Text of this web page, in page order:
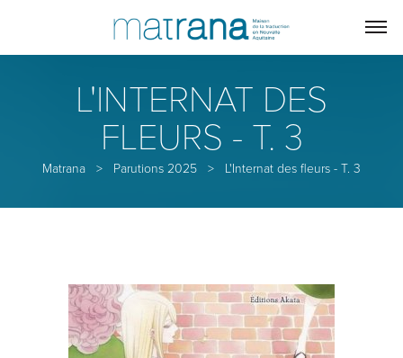
L'INTERNAT DES
FLEURS - T. 3
Matrana > Parutions 2025 > L'Internat des fleurs - T. 3